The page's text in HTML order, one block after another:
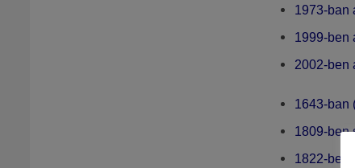
1973-ban
1999-ben
2002-ben
1643-ban
1809-ben
1822-ben